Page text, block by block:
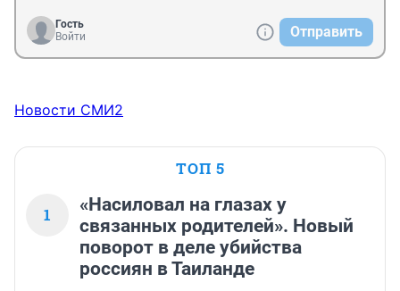
Гость
Войти
Отправить
Новости СМИ2
ТОП 5
1
«Насиловал на глазах у
связанных родителей». Новый
поворот в деле убийства
россиян в Таиланде